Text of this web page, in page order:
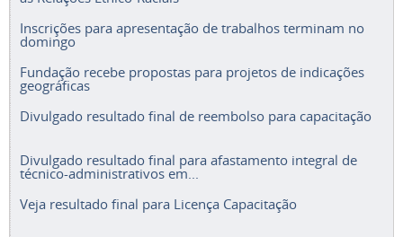
Inscrições para apresentação de trabalhos terminam no
domingo
Fundação recebe propostas para projetos de indicações
geográficas
Divulgado resultado final de reembolso para capacitação
Divulgado resultado final para afastamento integral de
técnico-administrativos em...
Veja resultado final para Licença Capacitação